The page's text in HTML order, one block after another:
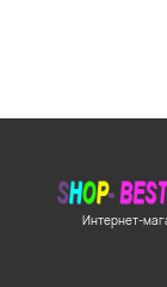
Интернет-